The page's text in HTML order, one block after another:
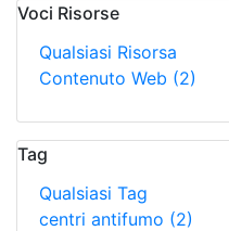
Voci Risorse
Qualsiasi Risorsa
Contenuto Web (2)
Tag
Qualsiasi Tag
centri antifumo (2)